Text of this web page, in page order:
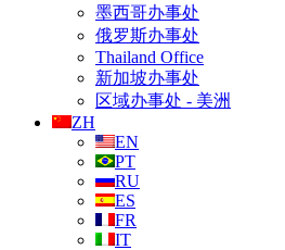
墨西哥办事处
俄罗斯办事处
Thailand Office
新加坡办事处
区域办事处 - 美洲
ZH
EN
PT
RU
ES
FR
IT